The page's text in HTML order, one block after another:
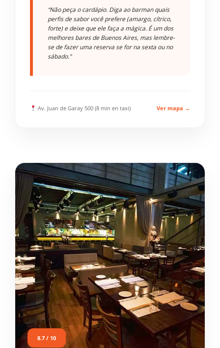
“Não peça o cardápio. Diga ao barman quais
perfis de sabor você prefere (amargo, cítrico,
forte) e deixe que ele faça a mágica. É um dos
melhores bares de Buenos Aires, mas lembre-
se de fazer uma reserva se for na sexta ou no
sábado.”
Av. Juan de Garay 500 (8 min en taxi) Ver mapa →
8.7 / 10